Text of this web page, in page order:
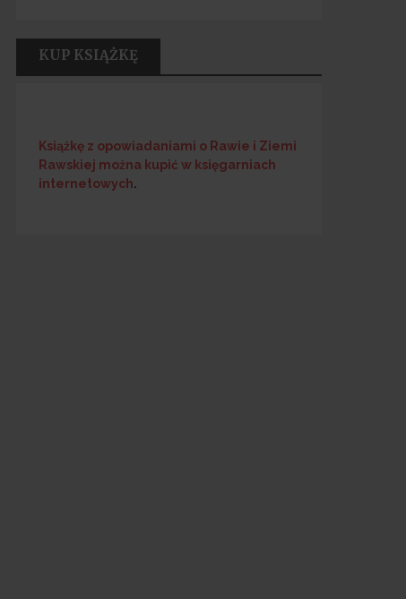
KUP KSIĄŻKĘ
Książkę z opowiadaniami o Rawie i Ziemi
Rawskiej można kupić w księgarniach
internetowych.